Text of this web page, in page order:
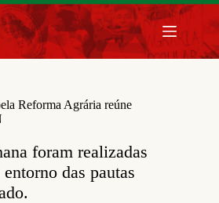
Reforma Agrária reúne
foram realizadas
das pautas